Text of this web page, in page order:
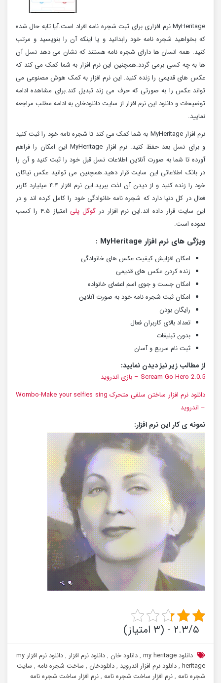
MyHeritage نرم افزاری برای ثبت شجره نامه افراد است.آیا تابه حال شده
که بخواهید شجره نامه خود رابدانید و یا اینکه آن را بنویسید و مرتب
کنید. همه انسان ها دارای شجره نامه هستند که نشان می دهد نسل آن
ها به چه کسی برمی گردد.همچنین این نرم افزار به شما کمک می کند که
عکس های قدیمی را زنده کنید. این نرم افزار به کمک هوش مصنوعی می
تواند عکس را به صورتی که حرف می زند تبدیل کند.برای مشاهده ادامه
توضیحات و دانلود این نرم افزار از سایت دانلودخان به ادامه مطلب مراجعه
نمایید.
نرم افزار MyHeritage به شما کمک می کند تا شجره نامه خود را ثبت کنید
و برای نسل بعد حفظ کنید. نرم افزار MyHeritage این امکان را فراهم
آورده تا شما به صورت آنلاین اطلاعات نسل قبل خود را ثبت کنید و آن را
در بانک اطلاعاتی این سایت قرار دهید.همچنین می توانید عکس نیاکان
خود را زنده کنید و از دیدن آن لذت ببرید.این نرم افزار ۴.۴ میلیارد کاربر
فعال در کل دنیا دارد که شجره نامه خانوادگی خود را کامل کرده اند و در
این سایت قرار داده اند.این نرم افزار در گوگل پلی
امتیاز ۴.۵ را کسب
نموده است.
ویژگی های نرم افزار MyHeritage :
امکان افزایش کیفیت عکس های خانوادگی
زنده کردن عکس های قدیمی
امکان جست و جوی اسم اعضای خانواده
امکان ثبت شجره نامه خود به صورت آنلاین
رایگان بودن
تعداد بالای کاربران فعال
بدون تبلیغات
ثبت نام سریع و آسان
از مطالب زیر نیز دیدن نمایید:
Scream Go Hero 2.0.5 – بازی اندروید
دانلود نرم افزار ساختن سلفی متحرک Wombo-Make your selfies sing
– اندروید
نمونه ی کار این نرم افزار:
۲.۳/۵ - (۳ امتیاز)
دانلود my heritage ,دانلود خان ,دانلود نرم افزار ,
دانلود نرم افزار my
heritage
,دانلود نرم افزار اندروید ,دانلودخان , ساخت شجره نامه , سایت
شجره نامه ,نرم افزار ساخت شجره نامه ,نرم افزار ساخت شجره نامه